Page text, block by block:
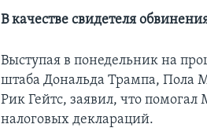
В качестве свидетеля
Выступая в понедельник на
штаба Дональда Трампа, Пола
Рик Гейтс, заявил, что
налоговых деклараций.